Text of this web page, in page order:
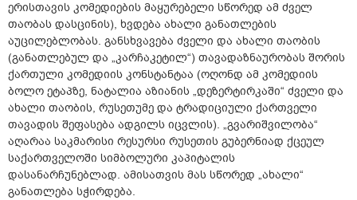
ერისთავის კომედიების მაყურებელი სწორედ ამ ძველ
თაობას დასცინის), ხვდება ახალი განათლების
აუცილებლობას. განსხვავება ძველი და ახალი თაობის
(განათლებულ და „კარჩაკეტილ“) თავადაზნაურობას შორის
ქართული კომედიის კონსტანტაა (ოღონდ ამ კომედიის
ბოლო ეტაპზე, ნატალია აზიანის „დეზერტირკაში“ ძველი და
ახალი თაობის, რუსეთუმე და ტრადიციული ქართველი
თავადის შეფასება ადგილს იცვლის). „გვარიშვილობა“
აღარაა საკმარისი რესურსი რუსეთის გუბერნიად ქცეულ
საქართველოში სიმბოლური კაპიტალის
დასანარჩუნებლად. ამისათვის მას სწორედ „ახალი“
განათლება სჭირდება.